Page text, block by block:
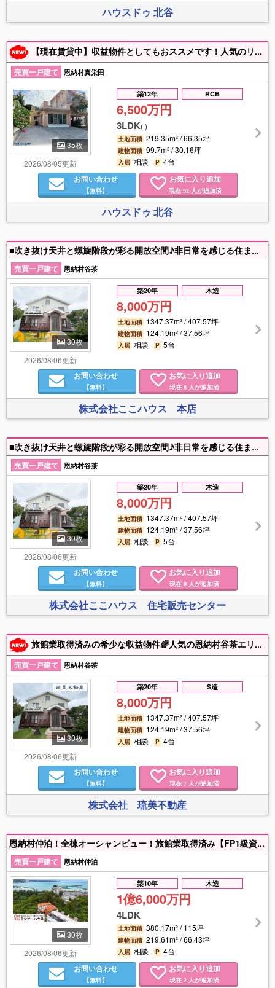
ハウスドゥ 北谷
【現在賃貸中】収益物件としてもおススメです！人気のリゾート地、恩納村真栄田の広々3LDK！屋上から海が見えます！駐車場4台可！
売買一戸建て 恩納村真栄田
35枚
2026/08/05更新
築12年 RCB
6,500万円
3LDK()
土地面積 219.35m² / 66.35坪
建物面積 99.7m² / 30.16坪
入居 相談P 4台
お問い合わせ
【無料】
お気に入り追加
現在 92人が追加済
ハウスドゥ 北谷
■吹き抜け天井と螺旋階段が彩る開放空間♪非日常を感じる住まい ■プール付きテラスや屋根裏部屋を備えた遊び心あふれる多目的設計☆ ■車庫付き最大5台駐車可◎来客時にも頼れる敷地 住宅ローンのこと、難しく考えなくて大丈夫です♪ お客様の状況に合わせて、最適な金融機関やプランをご提案いたします。
売買一戸建て
恩納村谷茶
30枚
2026/08/06更新
築20年 木造
8,000万円
土地面積 1347.37m² / 407.57坪
建物面積 124.19m² / 37.56坪
入居 相談P 5台
お問い合わせ
【無料】
お気に入り追加
現在 8 人が追加済
株式会社ここハウス 本店
■吹き抜け天井と螺旋階段が彩る開放空間♪非日常を感じる住まい ■プール付きテラスや屋根裏部屋を備えた遊び心あふれる多目的設計☆ ■車庫付き最大5台駐車可◎来客時にも頼れる敷地 住宅ローンのこと、難しく考えなくて大丈夫です♪ お客様の状況に合わせて、最適な金融機関やプランをご提案いたします。
売買一戸建て
恩納村谷茶
30枚
2026/08/06更新
築20年 木造
8,000万円
土地面積 1347.37m² / 407.57坪
建物面積 124.19m² / 37.56坪
入居 相談P 5台
お問い合わせ
【無料】
お気に入り追加
現在 0 人が追加済
株式会社ここハウス 住宅販売センター
旅館業取得済みの希少な収益物件🌈人気の恩納村谷茶エリア🌟オーシャンビュー🌊🌟広々したウッドデッキに露天ジャグジー付き💁‍♀️ 琉美不動産098－943－3636までお気軽にご相談ください♪
売買一戸建て 恩納村谷茶
30枚
2026/08/06更新
築20年 S造
8,000万円
土地面積 1347.37m² / 407.57坪
建物面積 124.19m² / 37.56坪
入居 相談P 4台
お問い合わせ
【無料】
お気に入り追加
現在 7 人が追加済
株式会社 琉美不動産
恩納村仲泊！全棟オーシャンビュー！旅館業取得済み【FP1級資格者による無料購入相談】✨注文住宅会社紹介サービス✨注文住宅の購入は通常の不動産購入より検討すべきことが多く、専門知識が必要になります…当社の代表は注文住宅会社で事業責任者の経験があり、通常の不動産営業より注文住宅に関する専門知識が豊富です！お客様のご予算やご希望からベストな注文住宅会社をご紹介させていただきます！✨住宅ローンのご案内✨県内銀行、ネット銀行含め１０行以上の金融機関からベストなローンをご案内します！✨営業拠点✨北部～南部まで沖縄県内７拠点展開中！浦添本店、那覇久茂地店、浦添パルコ店、沖縄ライカム店、読谷ローヤルホテル店、読谷残波岬店、名護宮里店✨ミンサーハウスのこだわり✨ハウスメーカー、大手金融機関などを経験した、沖縄特化の住宅・金融プロが専門性の高い情報提供にこだわって伴走します！
売買一戸建て
恩納村仲泊
30枚
2026/08/06更新
築10年 木造
1億6,000万円
4LDK
土地面積 380.17m² / 115坪
建物面積 219.61m² / 66.43坪
入居 相談P 4台
お問い合わせ
【無料】
お気に入り追加
現在 2 人が追加済